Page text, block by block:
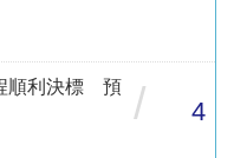
順利決標 預
/ 4